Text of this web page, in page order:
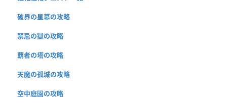
破界の星墓の攻略
禁忌の獄の攻略
覇者の塔の攻略
天魔の孤城の攻略
空中庭園の攻略